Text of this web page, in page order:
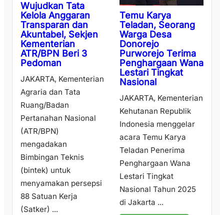
Wujudkan Tata
Kelola Anggaran
Transparan dan
Akuntabel, Sekjen
Kementerian
ATR/BPN Beri 3
Pedoman
JAKARTA, Kementerian
Agraria dan Tata
Ruang/Badan
Pertanahan Nasional
(ATR/BPN)
mengadakan
Bimbingan Teknis
(bintek) untuk
menyamakan persepsi
88 Satuan Kerja
(Satker) ...
Temu Karya
Teladan, Seorang
Warga Desa
Donorejo
Purworejo Terima
Penghargaan Wana
Lestari Tingkat
Nasional
JAKARTA, Kementerian
Kehutanan Republik
Indonesia menggelar
acara Temu Karya
Teladan Penerima
Penghargaan Wana
Lestari Tingkat
Nasional Tahun 2025
di Jakarta ...